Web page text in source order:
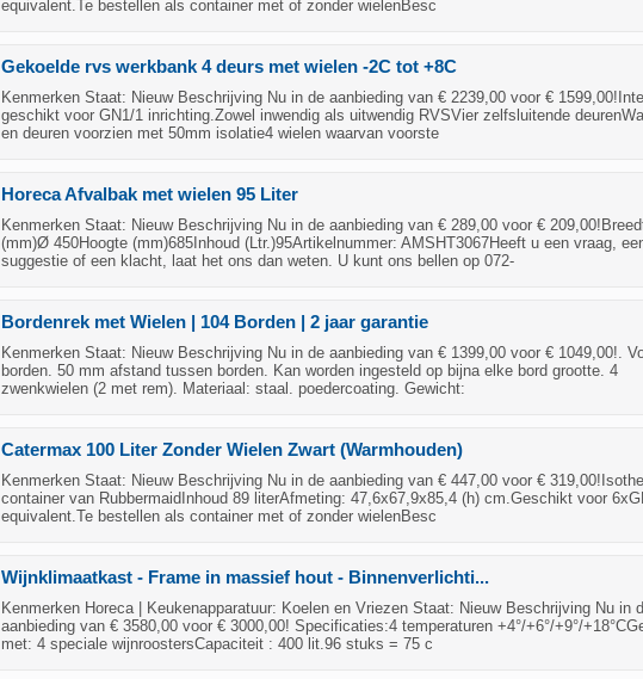
equivalent.Te bestellen als container met of zonder wielenBesc
Gekoelde rvs werkbank 4 deurs met wielen -2C tot +8C
Kenmerken Staat: Nieuw Beschrijving Nu in de aanbieding van € 2239,00 voor €
geschikt voor GN1/1 inrichting.Zowel inwendig als uitwendig RVSVier zelfsluitende
en deuren voorzien met 50mm isolatie4 wielen waarvan voorste
Horeca Afvalbak met wielen 95 Liter
Kenmerken Staat: Nieuw Beschrijving Nu in de aanbieding van € 289,00 voor €
(mm)Ø 450Hoogte (mm)685Inhoud (Ltr.)95Artikelnummer: AMSHT3067Heeft u een vraag,
suggestie of een klacht, laat het ons dan weten. U kunt ons bellen op 072-
Bordenrek met Wielen | 104 Borden | 2 jaar garantie
Kenmerken Staat: Nieuw Beschrijving Nu in de aanbieding van € 1399,00 voor € 1049,00!.
borden. 50 mm afstand tussen borden. Kan worden ingesteld op bijna elke bord grootte. 4
zwenkwielen (2 met rem). Materiaal: staal. poedercoating. Gewicht:
Catermax 100 Liter Zonder Wielen Zwart (Warmhouden)
Kenmerken Staat: Nieuw Beschrijving Nu in de aanbieding van € 447,00 voor €
container van RubbermaidInhoud 89 literAfmeting: 47,6x67,9x85,4 (h) cm.Geschikt voor
equivalent.Te bestellen als container met of zonder wielenBesc
Wijnklimaatkast - Frame in massief hout - Binnenverlichti...
Kenmerken Horeca | Keukenapparatuur: Koelen en Vriezen Staat: Nieuw Beschrijving Nu in
aanbieding van € 3580,00 voor € 3000,00! Specificaties:4 temperaturen +4°/+6°/+9°/
met: 4 speciale wijnroostersCapaciteit : 400 lit.96 stuks = 75 c